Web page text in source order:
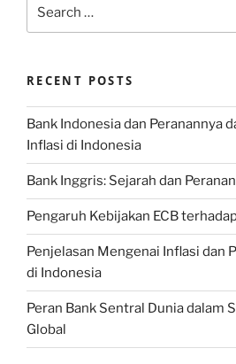
for:
RECENT POSTS
Bank Indonesia dan Peranannya
Inflasi di Indonesia
Bank Inggris: Sejarah dan
Pengaruh Kebijakan ECB
Penjelasan Mengenai Inflasi dan
di Indonesia
Peran Bank Sentral Dunia dalam
Global